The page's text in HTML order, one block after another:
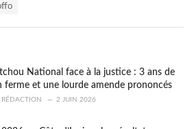
National face à la justice : 3 ans de
ferme et une lourde amende prononcés
RÉDACTION 2 JUIN 2026